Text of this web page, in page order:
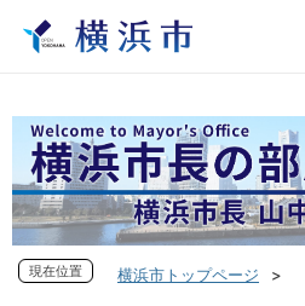
現在位置
横浜市トップページ